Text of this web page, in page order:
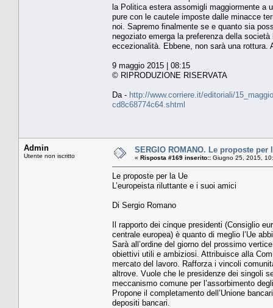
la Politica estera assomigli maggiormente a
pure con le cautele imposte dalle minacce
noi. Sapremo finalmente se e quanto sia
negoziato emerga la preferenza della
eccezionalità. Ebbene, non sarà una
9 maggio 2015 | 08:15
© RIPRODUZIONE RISERVATA
Da - http://www.corriere.it/editoriali/
cd8c68774c64.shtml
Admin
Utente non iscritto
SERGIO ROMANO. Le proposte
« Risposta #169 inserito:: Giugno 25, 2015,
Le proposte per la Ue
L’europeista riluttante e i suoi amici
Di Sergio Romano
Il rapporto dei cinque presidenti (Consiglio
centrale europea) è quanto di meglio l’Ue
Sarà all’ordine del giorno del prossimo
obiettivi utili e ambiziosi. Attribuisce alla
mercato del lavoro. Rafforza i vincoli
altrove. Vuole che le presidenze dei singoli
meccanismo comune per l’assorbimento
Propone il completamento dell’Unione
depositi bancari.